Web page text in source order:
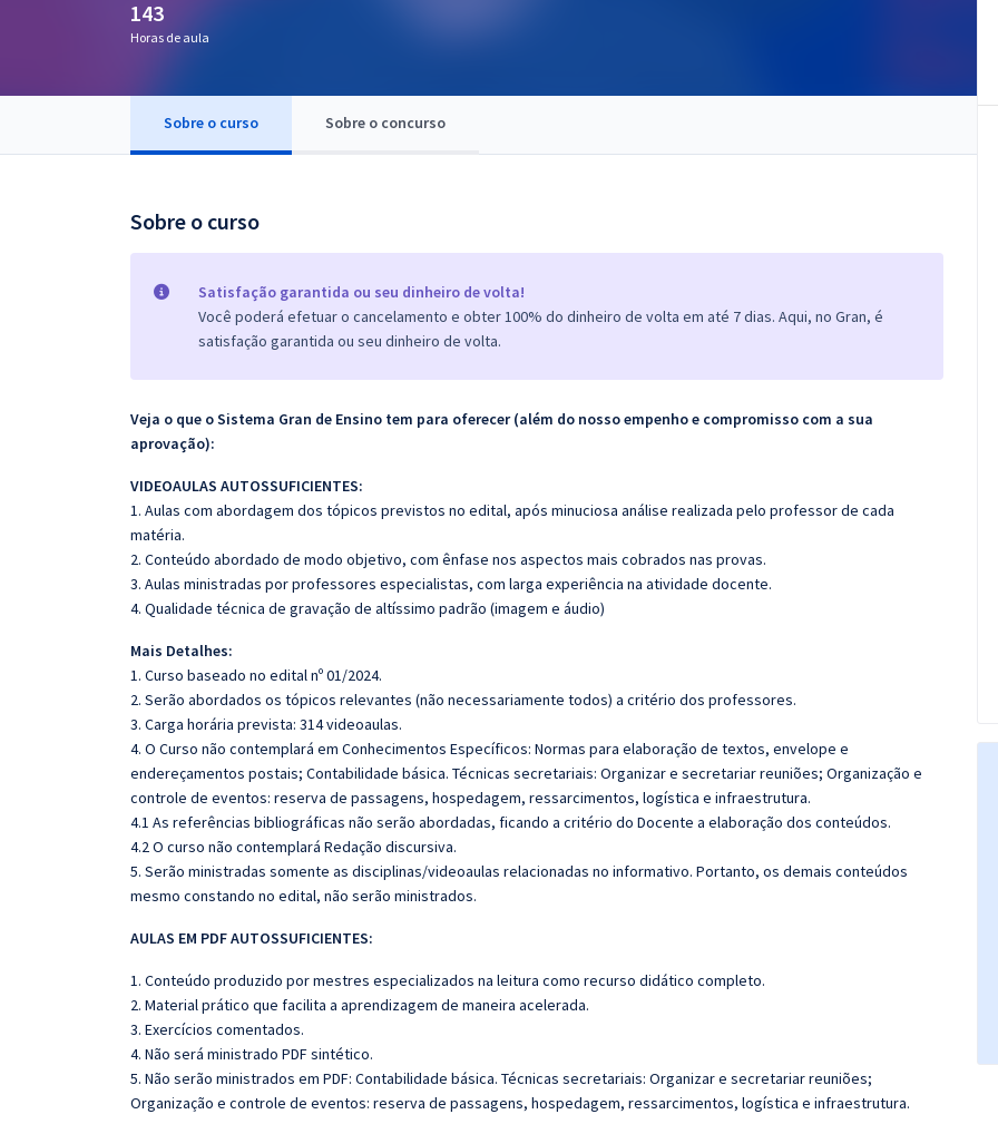
Questões grátis
143
Horas de aula
Sobre o curso Sobre o concurso
Sobre o curso
Satisfação garantida ou seu dinheiro de volta!
Você poderá efetuar o cancelamento e obter 100% do dinheiro de volta em até 7 dias. Aqui, no Gran, é
satisfação garantida ou seu dinheiro de volta.
Veja o que o Sistema Gran de Ensino tem para oferecer (além do nosso empenho e compromisso com a sua
aprovação):
VIDEOAULAS AUTOSSUFICIENTES:
1. Aulas com abordagem dos tópicos previstos no edital, após minuciosa análise realizada pelo professor de cada
matéria.
2. Conteúdo abordado de modo objetivo, com ênfase nos aspectos mais cobrados nas provas.
3. Aulas ministradas por professores especialistas, com larga experiência na atividade docente.
4. Qualidade técnica de gravação de altíssimo padrão (imagem e áudio)
Mais Detalhes:
1. Curso baseado no edital nº 01/2024.
2. Serão abordados os tópicos relevantes (não necessariamente todos) a critério dos professores.
3. Carga horária prevista: 314 videoaulas.
4. O Curso não contemplará em Conhecimentos Específicos: Normas para elaboração de textos, envelope e
endereçamentos postais; Contabilidade básica. Técnicas secretariais: Organizar e secretariar reuniões; Organização e
controle de eventos: reserva de passagens, hospedagem, ressarcimentos, logística e infraestrutura.
4.1 As referências bibliográficas não serão abordadas, ficando a critério do Docente a elaboração dos conteúdos.
4.2 O curso não contemplará Redação discursiva.
5. Serão ministradas somente as disciplinas/videoaulas relacionadas no informativo. Portanto, os demais conteúdos
mesmo constando no edital, não serão ministrados.
AULAS EM PDF AUTOSSUFICIENTES:
1. Conteúdo produzido por mestres especializados na leitura como recurso didático completo.
2. Material prático que facilita a aprendizagem de maneira acelerada.
3. Exercícios comentados.
4. Não será ministrado PDF sintético.
5. Não serão ministrados em PDF: Contabilidade básica. Técnicas secretariais: Organizar e secretariar reuniões;
Organização e controle de eventos: reserva de passagens, hospedagem, ressarcimentos, logística e infraestrutura.